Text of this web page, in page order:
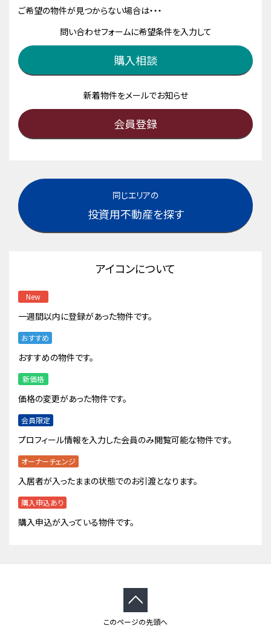
ご希望の物件が見つからない場合は・・・
問い合わせフォームに希望条件を入力して
購入相談
新着物件をメールでお知らせ
会員登録
同じエリアの
投資用不動産を探す
アイコンについて
New
一週間以内に登録があった物件です。
おすすめ
おすすめの物件です。
新価格
価格の変更があった物件です。
会員限定
プロフィール情報を入力した会員のみ閲覧可能な物件です。
オーナーチェンジ
入居者が入ったままの状態でのお引渡となります。
購入申込あり
購入申込が入っている物件です。
このページの先頭へ